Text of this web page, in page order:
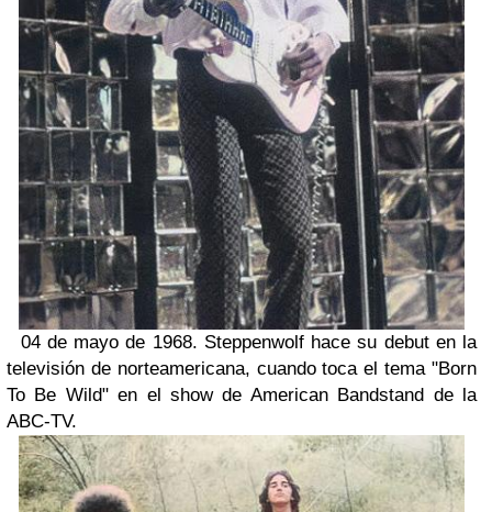
04 de mayo de 1968. Steppenwolf hace su debut en la
televisión de norteamericana, cuando toca el tema "Born
To Be Wild" en el show de American Bandstand de la
ABC-TV.